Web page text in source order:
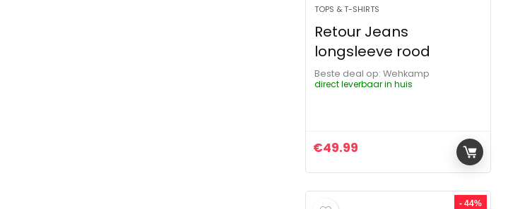
TOPS & T-SHIRTS
Retour Jeans
longsleeve rood
Beste deal op:
Wehkamp
direct leverbaar in huis
€49.99
- 44%